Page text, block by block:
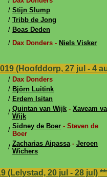
/ Stijn Slump
/ Tribb de Jong
/ Boas Deden
/ Dax Donders - Niels Visker
(Hoofddorp, 27 jul - 4
/ Dax Donders
/ Björn Luitink
/ Erdem Isitan
/ Quintan van Wijk - Xaveam
Wijk
/ Sidney de Boer - Steven de
Boer
/ Zacharias Aipassa- Jeroen
Wichers
(Lelystad, 20 jul - 28 jul)